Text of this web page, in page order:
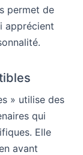
permet de
apprécient
» utilise des
qui
Elle
avant